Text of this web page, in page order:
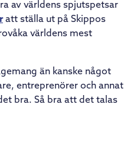
av världens spjutspetsar
att ställa ut på Skippos
världens mest
än kanske något
entreprenörer och annat
bra. Så bra att det talas